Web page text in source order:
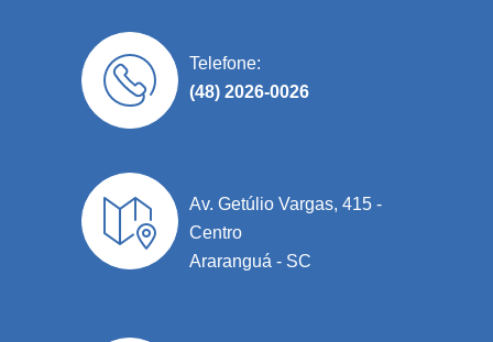
Telefone:
(48) 2026-0026
Av. Getúlio Vargas, 415 -
Centro
Araranguá - SC